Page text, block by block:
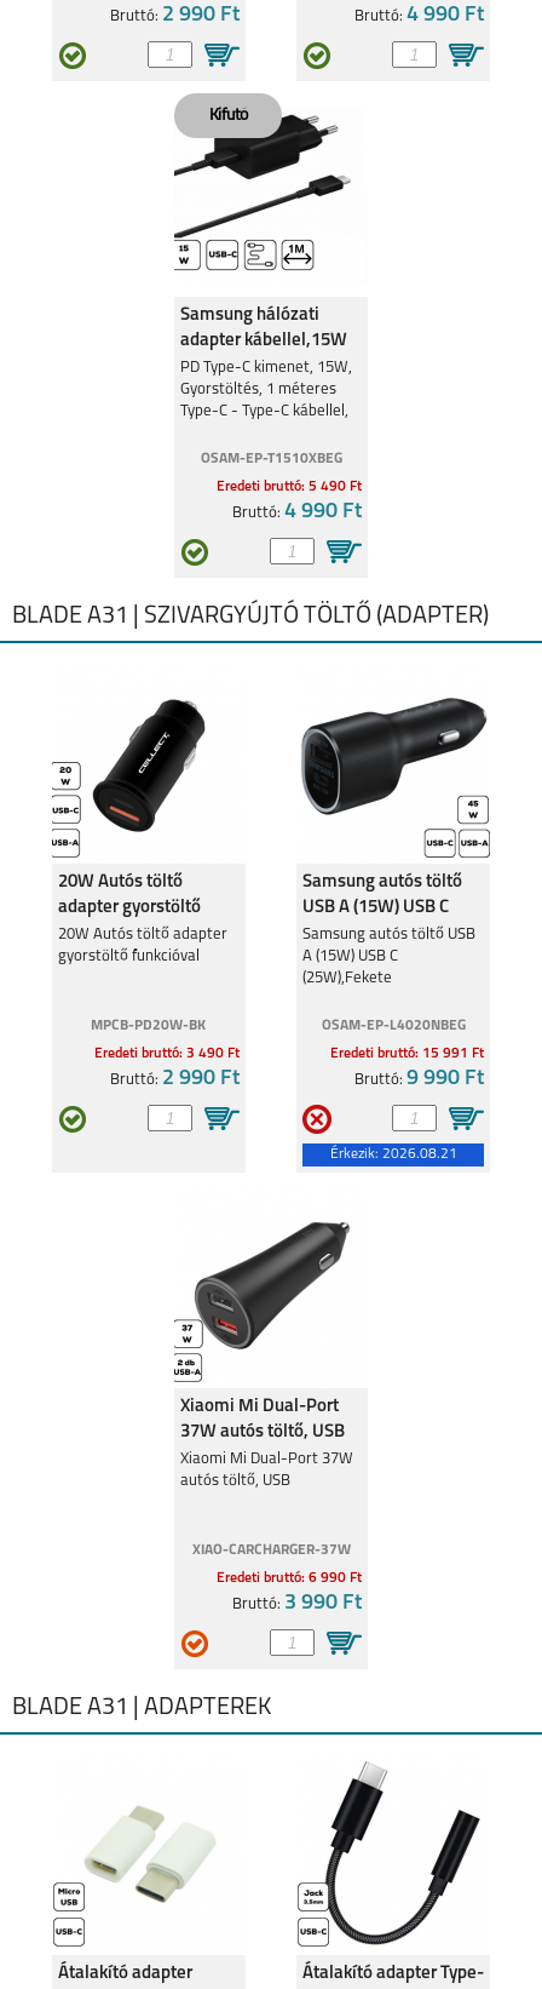
Bruttó: 2 990 Ft Bruttó:4 990 Ft
Samsung hálózati
adapter kábellel,15W
Fekete
PD Type-C kimenet, 15W,
Gyorstöltés, 1 méteres
Type-C - Type-C kábellel,
OSAM-EP-T1510XBEG
Eredeti bruttó: 5 490 Ft
Bruttó: 4 990 Ft
BLADE A31 | SZIVARGYÚJTÓ TÖLTŐ (ADAPTER)
20W Autós töltő
adapter gyorstöltő
funkcióval
20W Autós töltő adapter
gyorstöltő funkcióval
MPCB-PD20W-BK
Eredeti bruttó: 3 490 Ft
Bruttó: 2 990 Ft
Samsung autós töltő
USB A (15W) USB C
(25W),Fekete
Samsung autós töltő USB
A (15W) USB C
(25W),Fekete
OSAM-EP-L4020NBEG
Eredeti bruttó: 15 991 Ft
Bruttó:9 990 Ft
Érkezik: 2026.08.21
Xiaomi Mi Dual-Port
37W autós töltő, USB
Xiaomi Mi Dual-Port 37W
autós töltő, USB
XIAO-CARCHARGER-37W
Eredeti bruttó: 6 990 Ft
Bruttó: 3 990 Ft
BLADE A31 | ADAPTEREK
Átalakító adapter
Átalakító adapter Type-